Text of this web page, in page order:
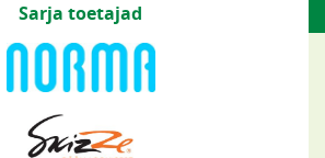
Sarja toetajad